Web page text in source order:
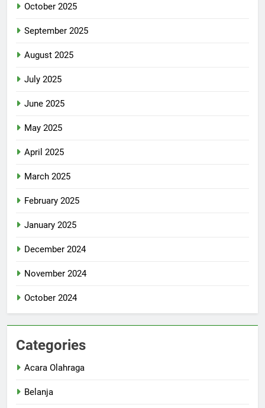
October 2025
September 2025
August 2025
July 2025
June 2025
May 2025
April 2025
March 2025
February 2025
January 2025
December 2024
November 2024
October 2024
Categories
Acara Olahraga
Belanja